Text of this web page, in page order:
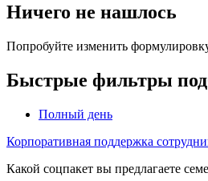
Ничего не нашлось
Попробуйте изменить
Быстрые фильтры
Полный день
Корпоративная поддержка
Какой соцпакет вы предлагаете